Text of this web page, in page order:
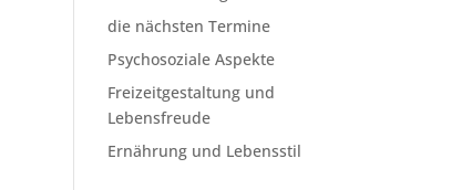
die nächsten Termine
Psychosoziale Aspekte
Freizeitgestaltung und
Lebensfreude
Ernährung und Lebensstil